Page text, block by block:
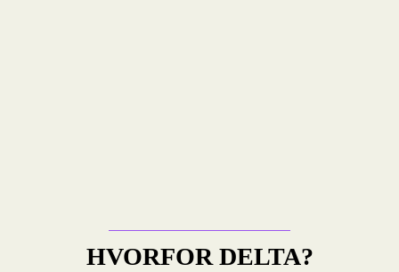
HVORFOR DELTA?